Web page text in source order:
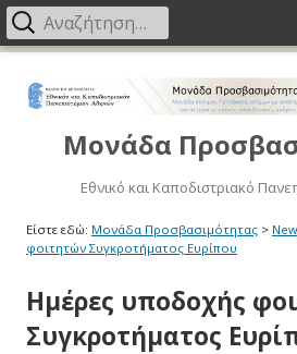
περιεχόμενο
Μονάδα
Εθνικό και Καποδιστριακό
Primary
Menu
Αναζήτηση
Είστε εδώ: Μονάδα Προσβασιμότητας >
φοιτητών Συγκροτήματος Ευρίπου
Hμέρες υποδοχής
Συγκροτήματος